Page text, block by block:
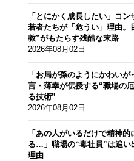
「とにかく成長したい」コ
若者たちが「危うい」理由。
教”がもたらす残酷な末路
2026年08月02日
「お局が孫のようにかわい
言・薄幸が伝授する“職場の
る技術”
2026年08月02日
「あの人がいるだけで精神
る…」職場の“毒社員”は追い
理由